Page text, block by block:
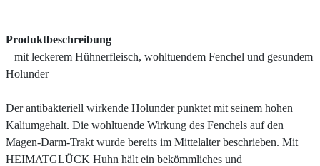
Produktbeschreibung
– mit leckerem Hühnerfleisch, wohltuendem Fenchel und gesundem
Holunder
Der antibakteriell wirkende Holunder punktet mit seinem hohen
Kaliumgehalt. Die wohltuende Wirkung des Fenchels auf den
Magen-Darm-Trakt wurde bereits im Mittelalter beschrieben. Mit
HEIMATGLÜCK Huhn hält ein bekömmliches und